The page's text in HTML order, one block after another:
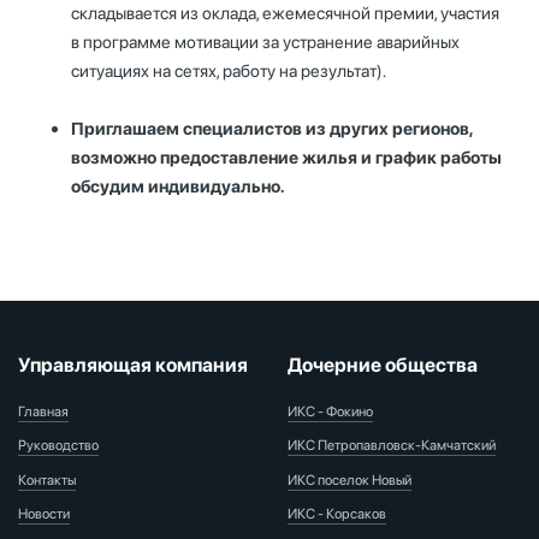
складывается из оклада, ежемесячной премии, участия
в программе мотивации за устранение аварийных
ситуациях на сетях, работу на результат).
Приглашаем специалистов из других регионов,
возможно предоставление жилья и график работы
обсудим индивидуально.
Управляющая компания
Главная
Руководство
Контакты
Новости
Дочерние общества
ИКС - Фокино
ИКС Петропавловск-Камчатский
ИКС поселок Новый
ИКС - Корсаков